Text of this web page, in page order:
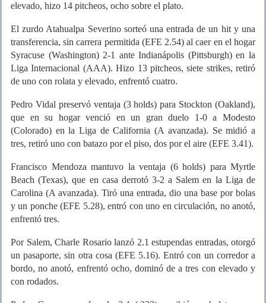
elevado, hizo 14 pitcheos, ocho sobre el plato.
El zurdo Atahualpa Severino sorteó una entrada de un hit y una
transferencia, sin carrera permitida (EFE 2.54) al caer en el hogar
Syracuse (Washington) 2-1 ante Indianápolis (Pittsburgh) en la
Liga Internacional (AAA). Hizo 13 pitcheos, siete strikes, retiró
de uno con rolata y elevado, enfrentó cuatro.
Pedro Vidal preservó ventaja (3 holds) para Stockton (Oakland),
que en su hogar venció en un gran duelo 1-0 a Modesto
(Colorado) en la Liga de California (A avanzada). Se midió a
tres, retiró uno con batazo por el piso, dos por el aire (EFE 3.41).
Francisco Mendoza mantuvo la ventaja (6 holds) para Myrtle
Beach (Texas), que en casa derrotó 3-2 a Salem en la Liga de
Carolina (A avanzada). Tiró una entrada, dio una base por bolas
y un ponche (EFE 5.28), entró con uno en circulación, no anotó,
enfrentó tres.
Por Salem, Charle Rosario lanzó 2.1 estupendas entradas, otorgó
un pasaporte, sin otra cosa (EFE 5.16). Entró con un corredor a
bordo, no anotó, enfrentó ocho, dominó de a tres con elevado y
con rodados.